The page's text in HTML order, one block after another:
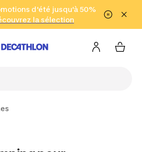
Aller au contenu Aller au pied de
d'été jusqu'à 50%
la sélection
Cliquez ici
2 h!
sélectionnées)